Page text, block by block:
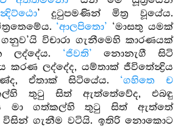
’ දුටුපමණින් මිත්‍ර වූයේය.
‘ආලපිතො’ ‘මාසතු යමක්
විචාරා ගැනීමෙහි කාරණයක්
ලද්දේය. ‘ජිවති’ නොනැගී සිටි
කරණ ලද්දේද, යම්තාක් ජීවිතේන්‍ද්‍රිය
ඒතාක් සිටියේය. ‘ගහිතෙ ච
තුටු සිත් ඇත්තේවේද, එබඳු
මා ගත්කල්හි තුටු සිත් ඇත්තේ
ගැනීම වටියි. ඉතිරි නොකොට